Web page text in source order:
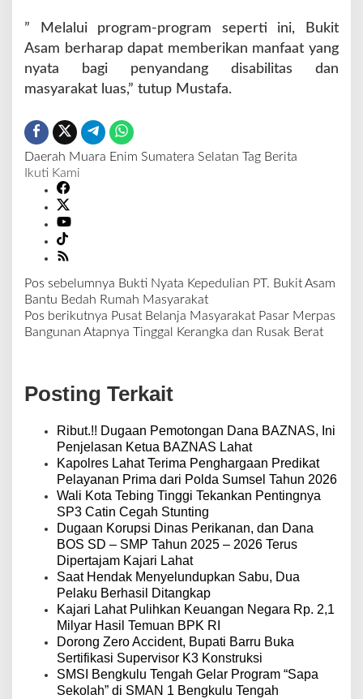
” Melalui program-program seperti ini, Bukit
Asam berharap dapat memberikan manfaat yang
nyata bagi penyandang disabilitas dan
masyarakat luas,” tutup Mustafa.
Daerah Muara Enim Sumatera Selatan Tag Berita
Ikuti Kami
N
a
v
a
s
Pos sebelumnya Bukti Nyata Kepedulian PT. Bukit Asam
Bantu Bedah Rumah Masyarakat
Pos berikutnya Pusat Belanja Masyarakat Pasar Merpas
Bangunan Atapnya Tinggal Kerangka dan Rusak Berat
Posting Terkait
Ribut.!! Dugaan Pemotongan Dana BAZNAS, Ini
Penjelasan Ketua BAZNAS Lahat
Kapolres Lahat Terima Penghargaan Predikat
Pelayanan Prima dari Polda Sumsel Tahun 2026
Wali Kota Tebing Tinggi Tekankan Pentingnya
SP3 Catin Cegah Stunting
Dugaan Korupsi Dinas Perikanan, dan Dana
BOS SD – SMP Tahun 2025 – 2026 Terus
Dipertajam Kajari Lahat
Saat Hendak Menyelundupkan Sabu, Dua
Pelaku Berhasil Ditangkap
Kajari Lahat Pulihkan Keuangan Negara Rp. 2,1
Milyar Hasil Temuan BPK RI
Dorong Zero Accident, Bupati Barru Buka
Sertifikasi Supervisor K3 Konstruksi
SMSI Bengkulu Tengah Gelar Program “Sapa
Sekolah” di SMAN 1 Bengkulu Tengah